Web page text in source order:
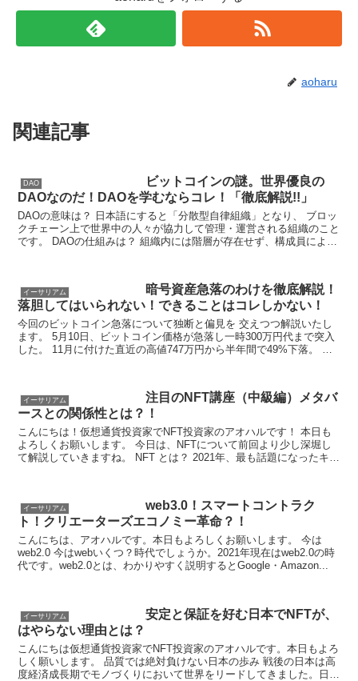
aoharu
関連記事
DAO
ビットコインの謎。世界優良の
DAOなのだ！DAOを学むならコレ！「徹底解説!!」
DAOの意味は？ 日本語にすると「分散型自律組織」となり、 ブロッ
クチェーン上で世界中の人々が協力して管理・運営される組織のこと
です。 DAOの仕組みは？ 組織内には階層が存在せず、構成員による
イーサリアム
暗号資産急落のわけを徹底解説！
落胆してはいられない！できることはコレしかない！
今回のビットコイン急落について独断と偏見を 交えつつ解説いたし
ます。 5月10日、ビットコイン価格が急落し一時300万円代まで突入
した。 11月に付けた直近の高値747万円から半年間で49%下落。 仮
イーサリアム
注目のNFT講座（中級編）メタバ
ースとの関係性とは？！
こんにちは！仮想通貨投資家でNFT投資家のアオハルです！ 本日も
よろしくお願いします。 今日は、NFTについて前回より少し深堀し
て解説していきますね。 NFT とは？ 2021年、最も話題になったキー
イーサリアム
web3.0！スマートコントラク
ト！クリエーターズエコノミー革命？！
こんにちは、アオハルです。本日もよろしくお願いします。 今は
web2.0 今はwebいくつ？時代でしょうか。2021年現在はweb2.0の時
代です。web2.0とは、わかりやすく説明するとGoogle・Amazon...
イーサリアム
安定と保証を好む日本でNFTが、
はやらない理由とは？
こんにちは仮想通貨投資家でNFT投資家のアオハルです。本日もよろ
しく願いします。 品質では絶対負けない日本の歩み 戦後の日本は高
度経済成長期でモノづくりにおいて世界をリードしてきました。日本